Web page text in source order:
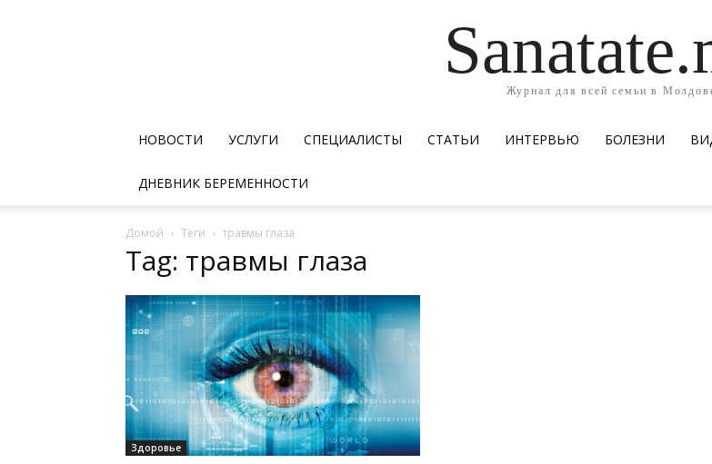
Журнал для всей семьи в
НОВОСТИ УСЛУГИ СПЕЦИАЛИСТЫ СТАТЬИ ИНТЕРВЬЮ БОЛЕЗНИ
ДНЕВНИК БЕРЕМЕННОСТИ
Домой Теги травмы глаза
Tag: травмы глаза
Здоровье